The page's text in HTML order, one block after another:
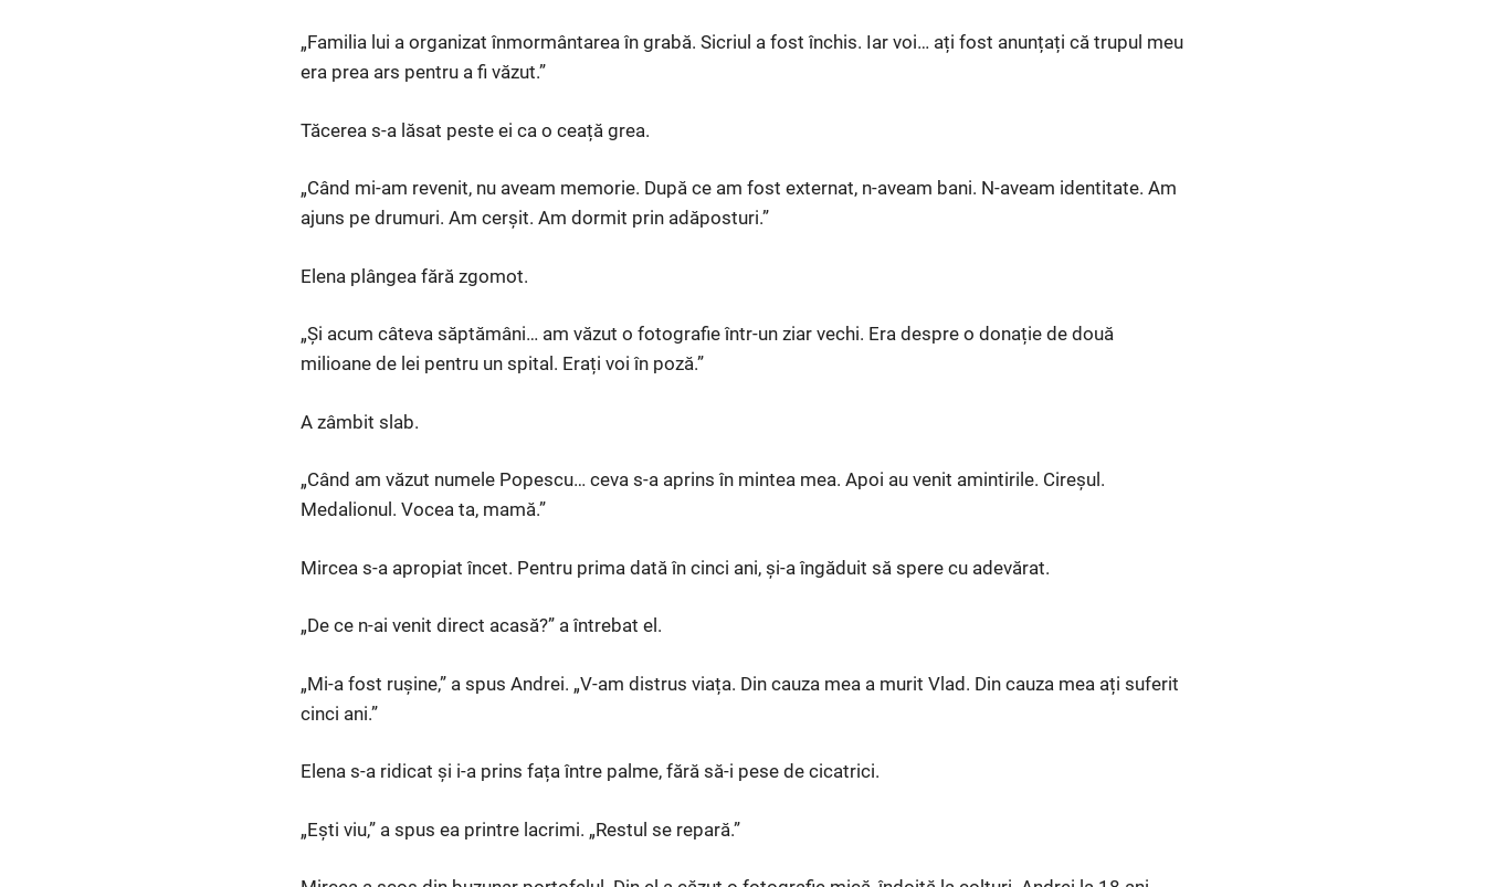
„Familia lui a organizat înmormântarea în grabă. Sicriul a fost închis. Iar voi… ați fost anunțați că trupul meu
era prea ars pentru a fi văzut.”
Tăcerea s-a lăsat peste ei ca o ceață grea.
„Când mi-am revenit, nu aveam memorie. După ce am fost externat, n-aveam bani. N-aveam identitate. Am
ajuns pe drumuri. Am cerșit. Am dormit prin adăposturi.”
Elena plângea fără zgomot.
„Și acum câteva săptămâni… am văzut o fotografie într-un ziar vechi. Era despre o donație de două
milioane de lei pentru un spital. Erați voi în poză.”
A zâmbit slab.
„Când am văzut numele Popescu… ceva s-a aprins în mintea mea. Apoi au venit amintirile. Cireșul.
Medalionul. Vocea ta, mamă.”
Mircea s-a apropiat încet. Pentru prima dată în cinci ani, și-a îngăduit să spere cu adevărat.
„De ce n-ai venit direct acasă?” a întrebat el.
„Mi-a fost rușine,” a spus Andrei. „V-am distrus viața. Din cauza mea a murit Vlad. Din cauza mea ați suferit
cinci ani.”
Elena s-a ridicat și i-a prins fața între palme, fără să-i pese de cicatrici.
„Ești viu,” a spus ea printre lacrimi. „Restul se repară.”